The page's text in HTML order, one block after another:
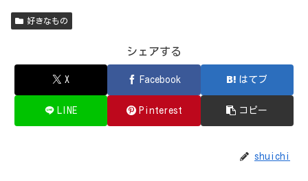
好きなもの
シェアする
X Facebook はてブ
LINE Pinterest コピー
shuichi